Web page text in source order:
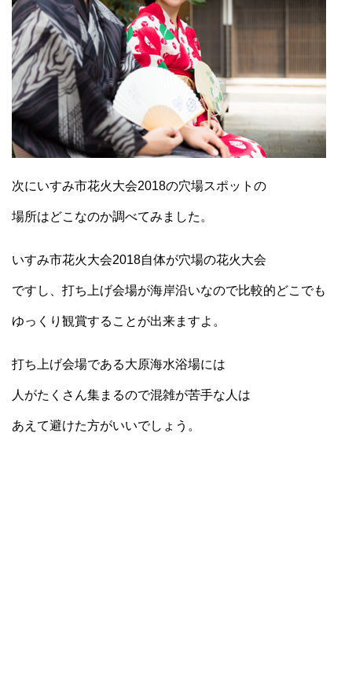
次にいすみ市花火大会2018の穴場スポットの
場所はどこなのか調べてみました。
いすみ市花火大会2018自体が穴場の花火大会
ですし、打ち上げ会場が海岸沿いなので比較的どこでも
ゆっくり観賞することが出来ますよ。
打ち上げ会場である大原海水浴場には
人がたくさん集まるので混雑が苦手な人は
あえて避けた方がいいでしょう。